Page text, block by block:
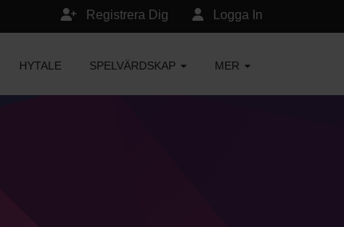
Logga In
Registrera Dig
HYTALE SPELVÄRDSKAP MER